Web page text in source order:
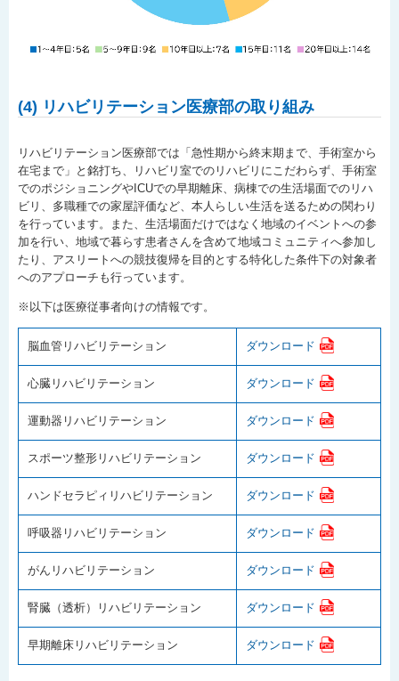
(4) リハビリテーション医療部の取り組み
リハビリテーション医療部では「急性期から終末期まで、手術室から
在宅まで」と銘打ち、リハビリ室でのリハビリにこだわらず、手術室
でのポジショニングやICUでの早期離床、病棟での生活場面でのリハ
ビリ、多職種での家屋評価など、本人らしい生活を送るための関わり
を行っています。また、生活場面だけではなく地域のイベントへの参
加を行い、地域で暮らす患者さんを含めて地域コミュニティへ参加し
たり、アスリートへの競技復帰を目的とする特化した条件下の対象者
へのアプローチも行っています。
※以下は医療従事者向けの情報です。
脳血管リハビリテーション ダウンロード
心臓リハビリテーション ダウンロード
運動器リハビリテーション ダウンロード
スポーツ整形リハビリテーション ダウンロード
ハンドセラピィリハビリテーション ダウンロード
呼吸器リハビリテーション ダウンロード
がんリハビリテーション ダウンロード
腎臓（透析）リハビリテーション ダウンロード
早期離床リハビリテーション ダウンロード